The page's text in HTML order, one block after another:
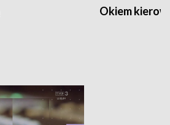
Okiem